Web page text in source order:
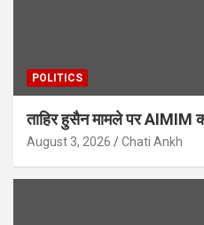
POLITICS
ताहिर हुसैन मामले पर AIMIM
August 3, 2026 Chati Ankh